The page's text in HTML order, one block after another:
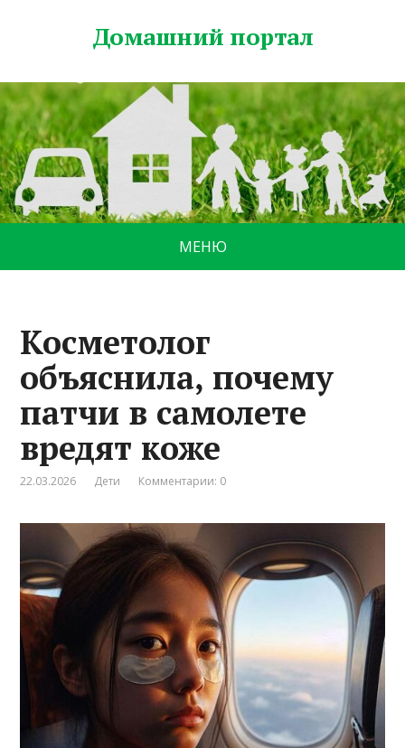
Домашний портал
МЕНЮ
Косметолог
объяснила, почему
патчи в самолете
вредят коже
22.03.2026 Дети Комментарии: 0